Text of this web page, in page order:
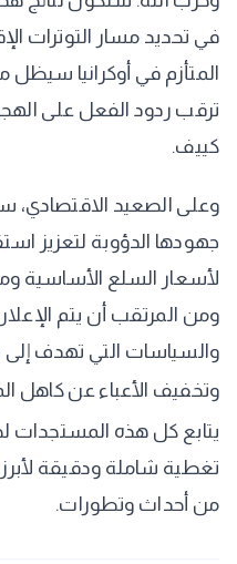
في تحديد مسار التوترات
المتأزم في أوكرانيا سيظل
ترقب ردود الفعل على
كييف.
وعلى الصعيد الاقتصادي،
جهودها الدؤوبة لتعزيز
لأسعار السلع الأساسية
ومن المرتقب أن يتم
والسياسات التي تهدف إلى
وتخفيف الأعباء عن كاهل
يتابع كل هذه المستجدات
تغطية شاملة ودقيقة لأبرز
من أحداث وتطورات.